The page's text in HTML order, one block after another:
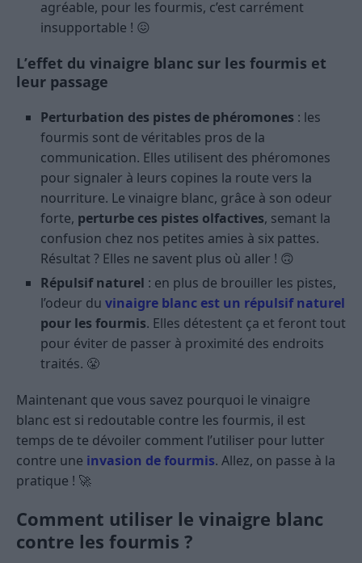
agréable, pour les fourmis, c’est carrément
insupportable ! 😖
L’effet du vinaigre blanc sur les fourmis et
leur passage
Perturbation des pistes de phéromones : les
fourmis sont de véritables pros de la
communication. Elles utilisent des phéromones
pour signaler à leurs copines la route vers la
nourriture. Le vinaigre blanc, grâce à son odeur
forte, perturbe ces pistes olfactives, semant la
confusion chez nos petites amies à six pattes.
Résultat ? Elles ne savent plus où aller ! 🙃
Répulsif naturel : en plus de brouiller les pistes,
l’odeur du vinaigre blanc est un répulsif naturel
pour les fourmis. Elles détestent ça et feront tout
pour éviter de passer à proximité des endroits
traités. 😤
Maintenant que vous savez pourquoi le vinaigre
blanc est si redoutable contre les fourmis, il est
temps de te dévoiler comment l’utiliser pour lutter
contre une invasion de fourmis. Allez, on passe à la
pratique ! 🚀
Comment utiliser le vinaigre blanc
contre les fourmis ?